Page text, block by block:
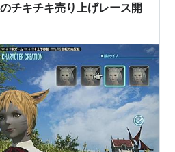
チキチキ売り上げレース開